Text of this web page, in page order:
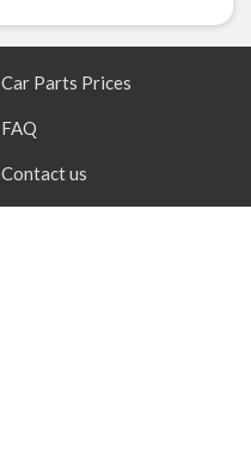
Car Parts Prices
FAQ
Contact us